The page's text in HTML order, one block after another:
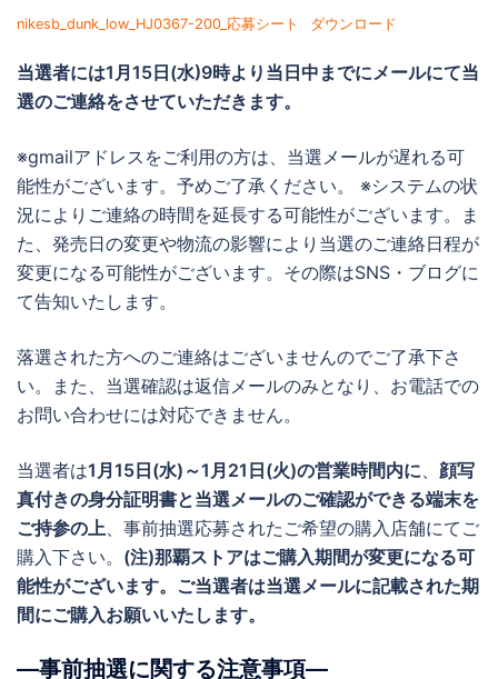
nikesb_dunk_low_HJ0367-200_応募シート ダウンロード
当選者には1 月15日(水)9時より当日中までに メールにて当
選のご連絡をさせていただきます。
※gmailアドレスをご利用の方は、当選メールが遅れる可
能性がございます。予めご了承ください。 ※システムの状
況によりご連絡の時間を延長する可能性がございます。ま
た、発売日の変更や物流の影響により当選のご連絡日程が
変更になる可能性がございます。その際はSNS・ブログに
て告知いたします。
落選された方へのご連絡はございませんのでご了承下さ
い。また、当選確認は返信メールのみとなり、お電話での
お問い合わせには対応できません。
当選者は1月15日(水)～1月21日(火)の営業時間内に
顔写
真付きの身分証明書と当選メールのご確認ができる端末を
ご持参の上 、事前抽選応募されたご希望の購入店舗にてご
購入下さい。 (注)那覇ストアはご購入期間が変更になる可
能性がございます。ご当選者は当選メールに記載された期
間にご購入お願いいたします。
―事前抽選に関する注意事項―